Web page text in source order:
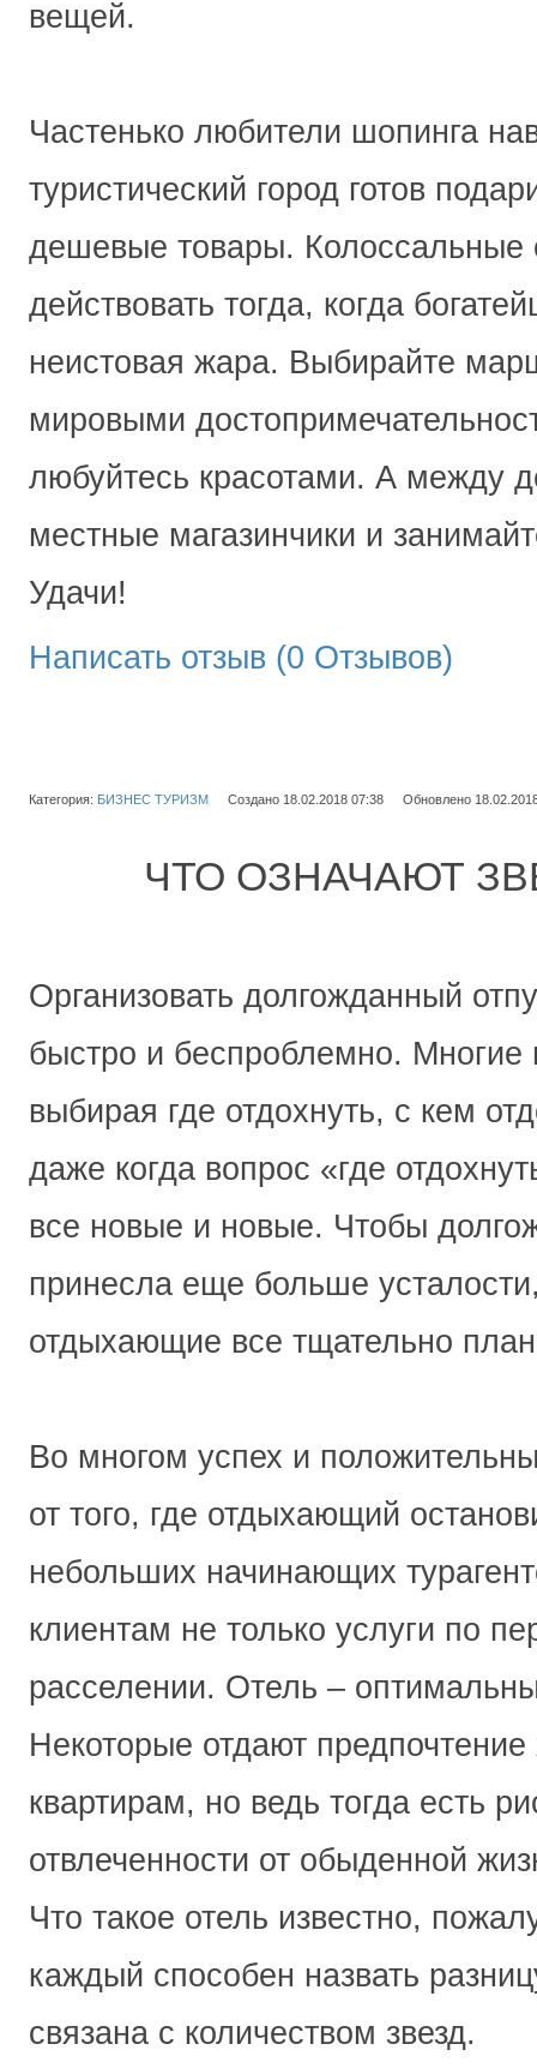
вещей.
Частенько любители шопинга
туристический город готов
дешевые товары. Колоссальные
действовать тогда, когда
неистовая жара. Выбирайте
мировыми
любуйтесь красотами. А между
местные магазинчики и
Удачи!
Написать отзыв (0 Отзывов)
Категория: БИЗНЕС ТУРИЗМ Создано 18.02.2018 07:38 Обновлено
ЧТО ОЗНАЧАЮТ
Организовать долгожданный
быстро и беспроблемно. Многие
выбирая где отдохнуть, с кем
даже когда вопрос «где
все новые и новые. Чтобы
принесла еще больше
отдыхающие все тщательно
Во многом успех и
от того, где отдыхающий
небольших начинающих
клиентам не только услуги по
расселении. Отель –
Некоторые отдают
квартирам, но ведь тогда есть
отвлеченности от обыденной
Что такое отель известно,
каждый способен назвать
связана с количеством звезд.